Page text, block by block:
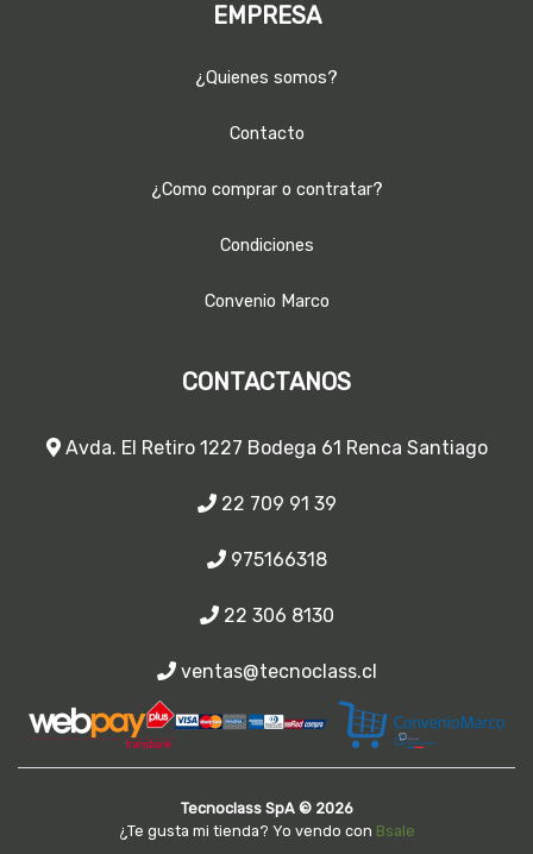
EMPRESA
¿Quienes somos?
Contacto
¿Como comprar o contratar?
Condiciones
Convenio Marco
CONTACTANOS
Avda. El Retiro 1227 Bodega 61 Renca Santiago
22 709 91 39
975166318
22 306 8130
ventas@tecnoclass.cl
Tecnoclass SpA © 2026
¿Te gusta mi tienda? Yo vendo con Bsale